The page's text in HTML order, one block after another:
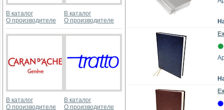
В каталог
О производителе
В каталог
О производителе
В каталог
О производителе
В каталог
О производителе